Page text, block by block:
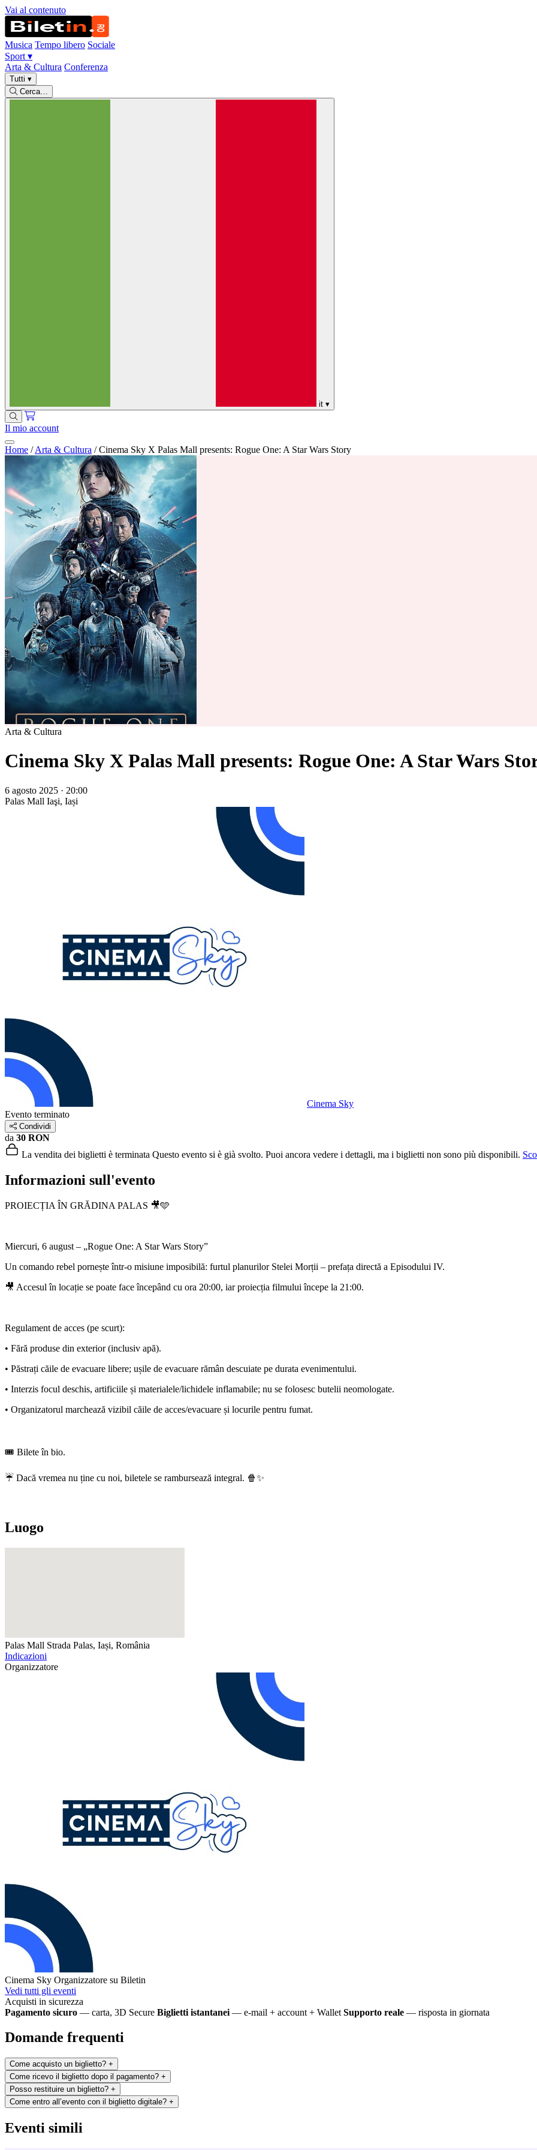
Vai al contenuto
Musica Tempo libero Sociale
Sport ▾
Arta & Cultura Conferenza
Tutti ▾
Cerca…
it ▾
Il mio account
Home / Arta & Cultura / Cinema Sky X Palas Mall presents: Rogue One: A Star Wars Story
Arta & Cultura
Cinema Sky X Palas Mall presents: Rogue One: A Star Wars
6 agosto 2025 · 20:00
Palas Mall Iaşi, Iași
Cinema Sky
Evento terminato
Condividi
da 30 RON
La vendita dei biglietti è terminata Questo evento si è già svolto. Puoi ancora vedere i dettagli, ma i biglietti non sono più disponibili.
Informazioni sull'evento
PROIECȚIA ÎN GRĂDINA PALAS 🎥🩵
Miercuri, 6 august – „Rogue One: A Star Wars Story”
Un comando rebel pornește într-o misiune imposibilă: furtul planurilor Stelei Morții – prefața directă a Episodului IV.
🎥 Accesul în locație se poate face începând cu ora 20:00, iar proiecția filmului începe la 21:00.
Regulament de acces (pe scurt):
• Fără produse din exterior (inclusiv apă).
• Păstrați căile de evacuare libere; ușile de evacuare rămân descuiate pe durata evenimentului.
• Interzis focul deschis, artificiile și materialele/lichidele inflamabile; nu se folosesc butelii neomologate.
• Organizatorul marchează vizibil căile de acces/evacuare și locurile pentru fumat.
🎟️ Bilete în bio.
☔ Dacă vremea nu ține cu noi, biletele se rambursează integral. 🍿✨
Luogo
Palas Mall Strada Palas, Iași, România
Indicazioni
Organizzatore
Cinema Sky Organizzatore su Biletin
Vedi tutti gli eventi
Acquisti in sicurezza
Pagamento sicuro — carta, 3D Secure Biglietti istantanei — e-mail + account + Wallet Supporto reale — risposta in giornata
Domande frequenti
Come acquisto un biglietto? +
Come ricevo il biglietto dopo il pagamento? +
Posso restituire un biglietto? +
Come entro all’evento con il biglietto digitale? +
Eventi simili